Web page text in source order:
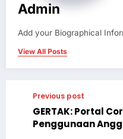
Admin
Add your Biographical
View All Posts
Previous post
GERTAK: Portal
Penggunaan